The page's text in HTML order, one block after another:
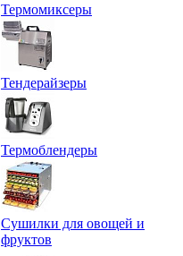
Термомиксеры
Тендерайзеры
Термоблендеры
Сушилки для овощей и
фруктов